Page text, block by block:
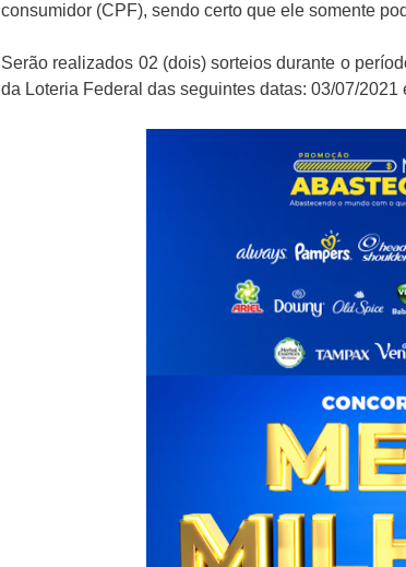
consumidor (CPF), sendo certo que ele somente
Serão realizados 02 (dois) sorteios durante o
da Loteria Federal das seguintes datas: 03/07/2021